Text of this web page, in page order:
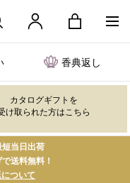
香典返し
カタログギフトを
け取られた方はこちら
当日出荷
送料無料！
ついて